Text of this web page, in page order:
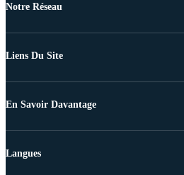
Notre Réseau
Liens Du Site
En Savoir Davantage
Langues